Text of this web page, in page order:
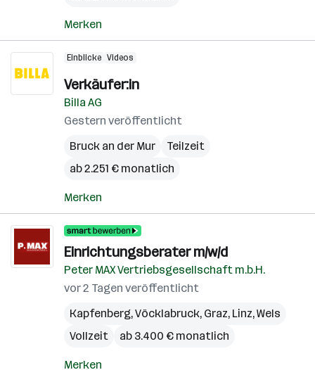
Merken
Einblicke Videos
Verkäufer:in
Billa AG
Gestern veröffentlicht
Bruck an der Mur
Teilzeit
ab 2.251 € monatlich
Merken
Einrichtungsberater m/w/d
Peter MAX Vertriebsgesellschaft m.b.H.
vor 2 Tagen veröffentlicht
Kapfenberg,Vöcklabruck, Graz, Linz,Wels
Vollzeit
ab 3.400 € monatlich
Merken